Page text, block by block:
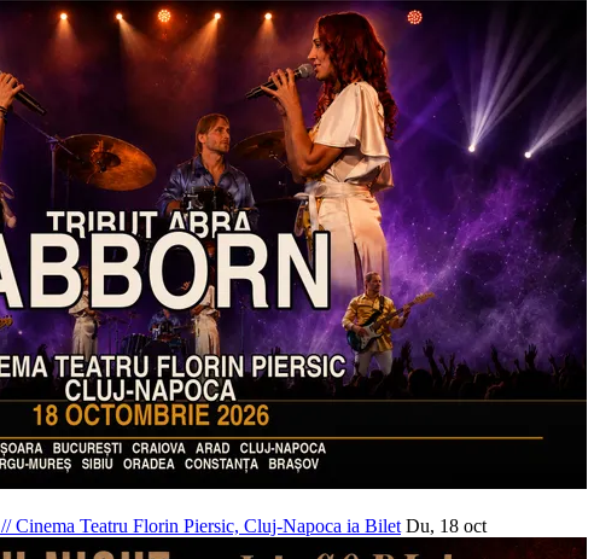
//Cinema Teatru Florin Piersic, Cluj-Napoca ia Bilet Du, 18 oct